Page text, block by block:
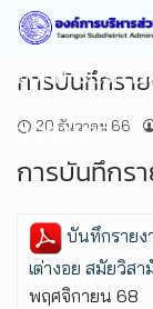
องค์การบริหา
จ.สกลนคร
การบันทึกรา
20 ธันวาคม 66
การบันทึกร
บันทึกรายง
เต่างอย สมัยวิส
พฤศจิกายน 68